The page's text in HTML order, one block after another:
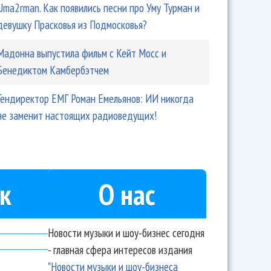
Как появились песни про Уму Турман и
Прасковья из Подмосковья?
выпустила фильм с Кейт Мосс и
Камбербэтчем
ЕМГ Роман Емельянов: ИИ никогда
заменит настоящих радиоведущих!
О нас
Новости музыки и шоу-бизнес сегодня
- главная сфера интересов издания
"Новости музыки и шоу-бизнеса